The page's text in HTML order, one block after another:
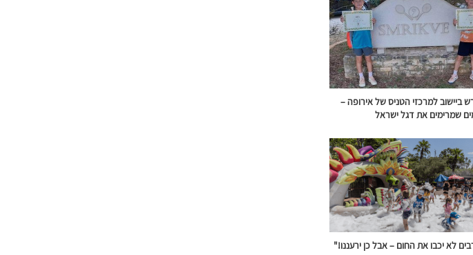
ביישוב למרכזי הטניס של אירופה –
שמרימים את דגל ישראל
לא יכבו את החום – אבל כן ירעננו!"